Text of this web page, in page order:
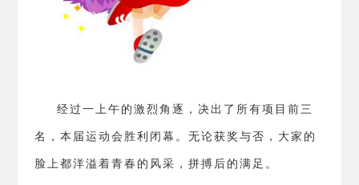
经过一上午的激烈角逐，决出了所有项目前三
名，本届运动会胜利闭幕。无论获奖与否，大家的
脸上都洋溢着青春的风采，拼搏后的满足。